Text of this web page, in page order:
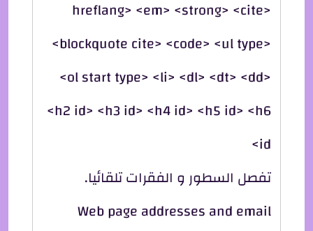
hreflang> <em> <strong> <cite>
<blockquote cite> <code> <ul type>
<ol start type> <li> <dl> <dt> <dd>
<h2 id> <h3 id> <h4 id> <h5 id> <h6
id>
تفصل السطور و الفقرات تلقائيا.
Web page addresses and email